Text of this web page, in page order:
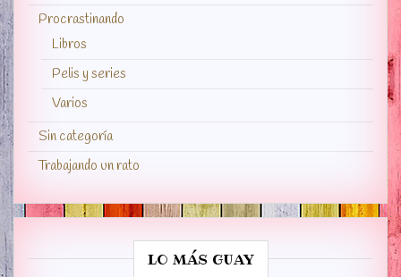
Procrastinando
Libros
Pelis y series
Varios
Sin categoría
Trabajando un rato
LO MÁS GUAY